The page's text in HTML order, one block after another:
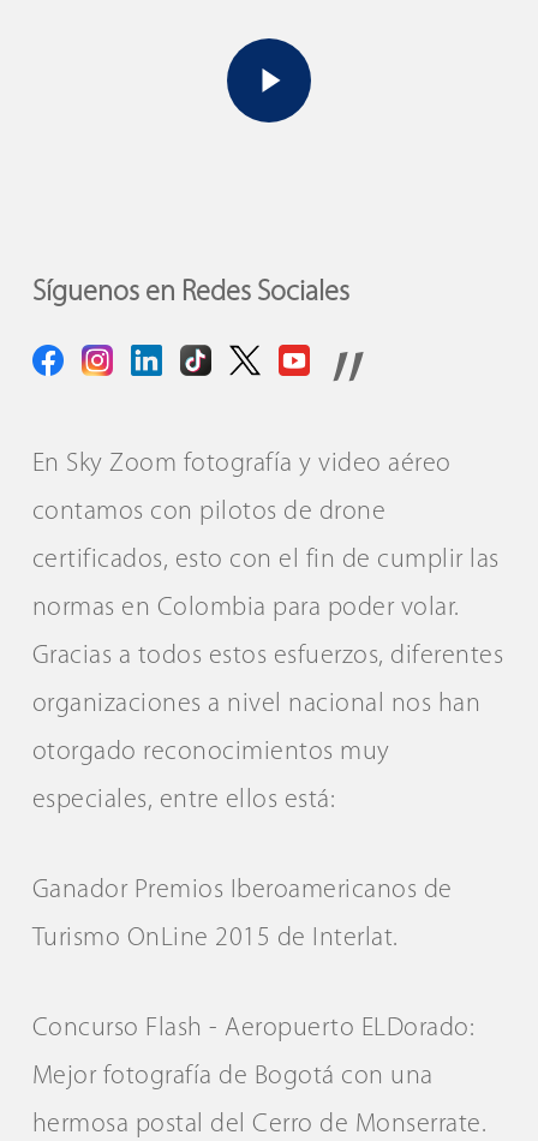
Play Video
Síguenos en Redes Sociales
”
En Sky Zoom fotografía y video aéreo
contamos con pilotos de drone
certificados, esto con el fin de cumplir las
normas en Colombia para poder volar.
Gracias a todos estos esfuerzos, diferentes
organizaciones a nivel nacional nos han
otorgado reconocimientos muy
especiales, entre ellos está:
Ganador Premios Iberoamericanos de
Turismo OnLine 2015 de Interlat.
Concurso Flash - Aeropuerto ELDorado:
Mejor fotografía de Bogotá con una
hermosa postal del Cerro de Monserrate.